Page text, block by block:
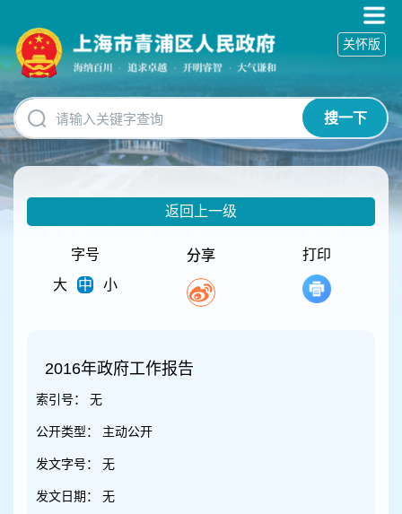
碍
操
明
跳
转
到
网
搜一下
关怀版
返回上一级
字号
大
中 小
分享 打印
2016年政府工作报告
索引号： 无
公开类型： 主动公开
发文字号： 无
发文日期： 无